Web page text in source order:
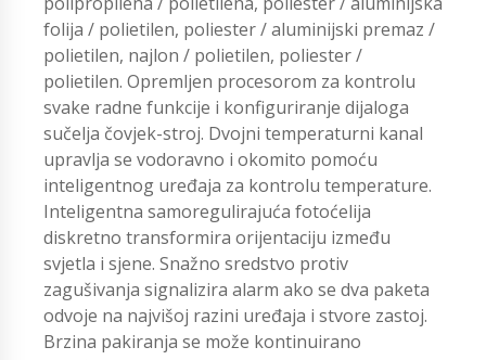
folija / polietilen, poliester / aluminijski premaz /
polietilen, najlon / polietilen, poliester /
polietilen. Opremljen procesorom za kontrolu
svake radne funkcije i konfiguriranje dijaloga
sučelja čovjek-stroj. Dvojni temperaturni kanal
upravlja se vodoravno i okomito pomoću
inteligentnog uređaja za kontrolu temperature.
Inteligentna samoregulirajuća fotoćelija
diskretno transformira orijentaciju između
svjetla i sjene. Snažno sredstvo protiv
zagušivanja signalizira alarm ako se dva paketa
odvoje na najvišoj razini uređaja i stvore zastoj.
Brzina pakiranja se može kontinuirano